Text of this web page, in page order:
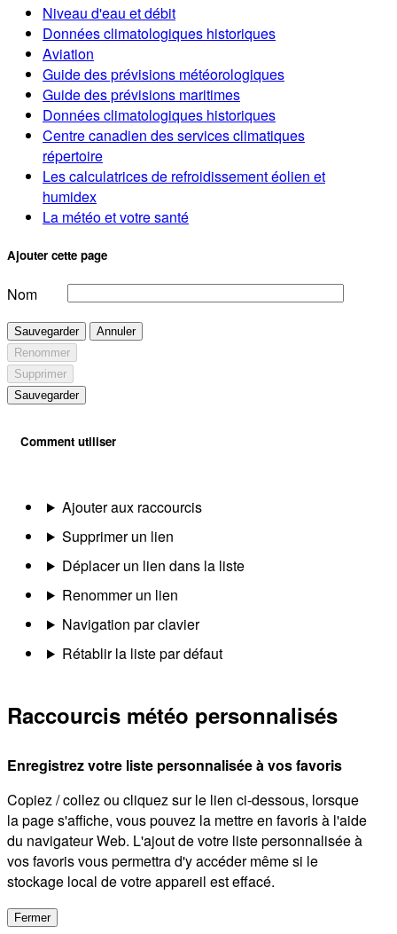
Niveau d'eau et débit
Données climatologiques historiques
Aviation
Guide des prévisions météorologiques
Guide des prévisions maritimes
Données climatologiques historiques
Centre canadien des services climatiques
répertoire
Les calculatrices de refroidissement éolien et
humidex
La météo et votre santé
Ajouter cette page
Nom
Sauvegarder
Annuler
Renommer
Supprimer
Sauvegarder
Comment utiliser
Ajouter aux raccourcis
Supprimer un lien
Déplacer un lien dans la liste
Renommer un lien
Navigation par clavier
Rétablir la liste par défaut
Raccourcis météo personnalisés
Enregistrez votre liste personnalisée à vos favoris
Copiez / collez ou cliquez sur le lien ci-dessous, lorsque
la page s'affiche, vous pouvez la mettre en favoris à l'aide
du navigateur Web. L'ajout de votre liste personnalisée à
vos favoris vous permettra d'y accéder même si le
stockage local de votre appareil est effacé.
Fermer